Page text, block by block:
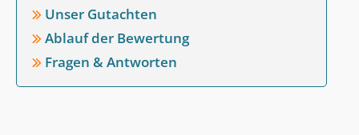
Unser Gutachten
Ablauf der Bewertung
Fragen & Antworten